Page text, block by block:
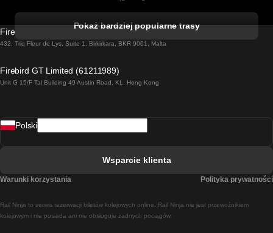
Pociąg Dublin - Galway
Pociąg Rzym - Neapol
Pociąg Madryt - Lizbona
Pokaż bardziej popularne trasy
Firebird GT Limited (OC 1451)
432, Triq Fleur de Lys, Suite 1, Birkirkara, BKR 9061, Malta
Firebird GT Limited (61211989)
Unit G 15/F Tal Building 49 Austin Road, KL, Hong Kong
Rail Ninja to serwis rezerwacji biletów kolejowych online. Rail Ninja nie jest przewoźnikiem
kolejowym i nie posiada ani nie obsługuje żadnych pociągów.
Polski
Wsparcie klienta
Warunki korzystania Polityka prywatności